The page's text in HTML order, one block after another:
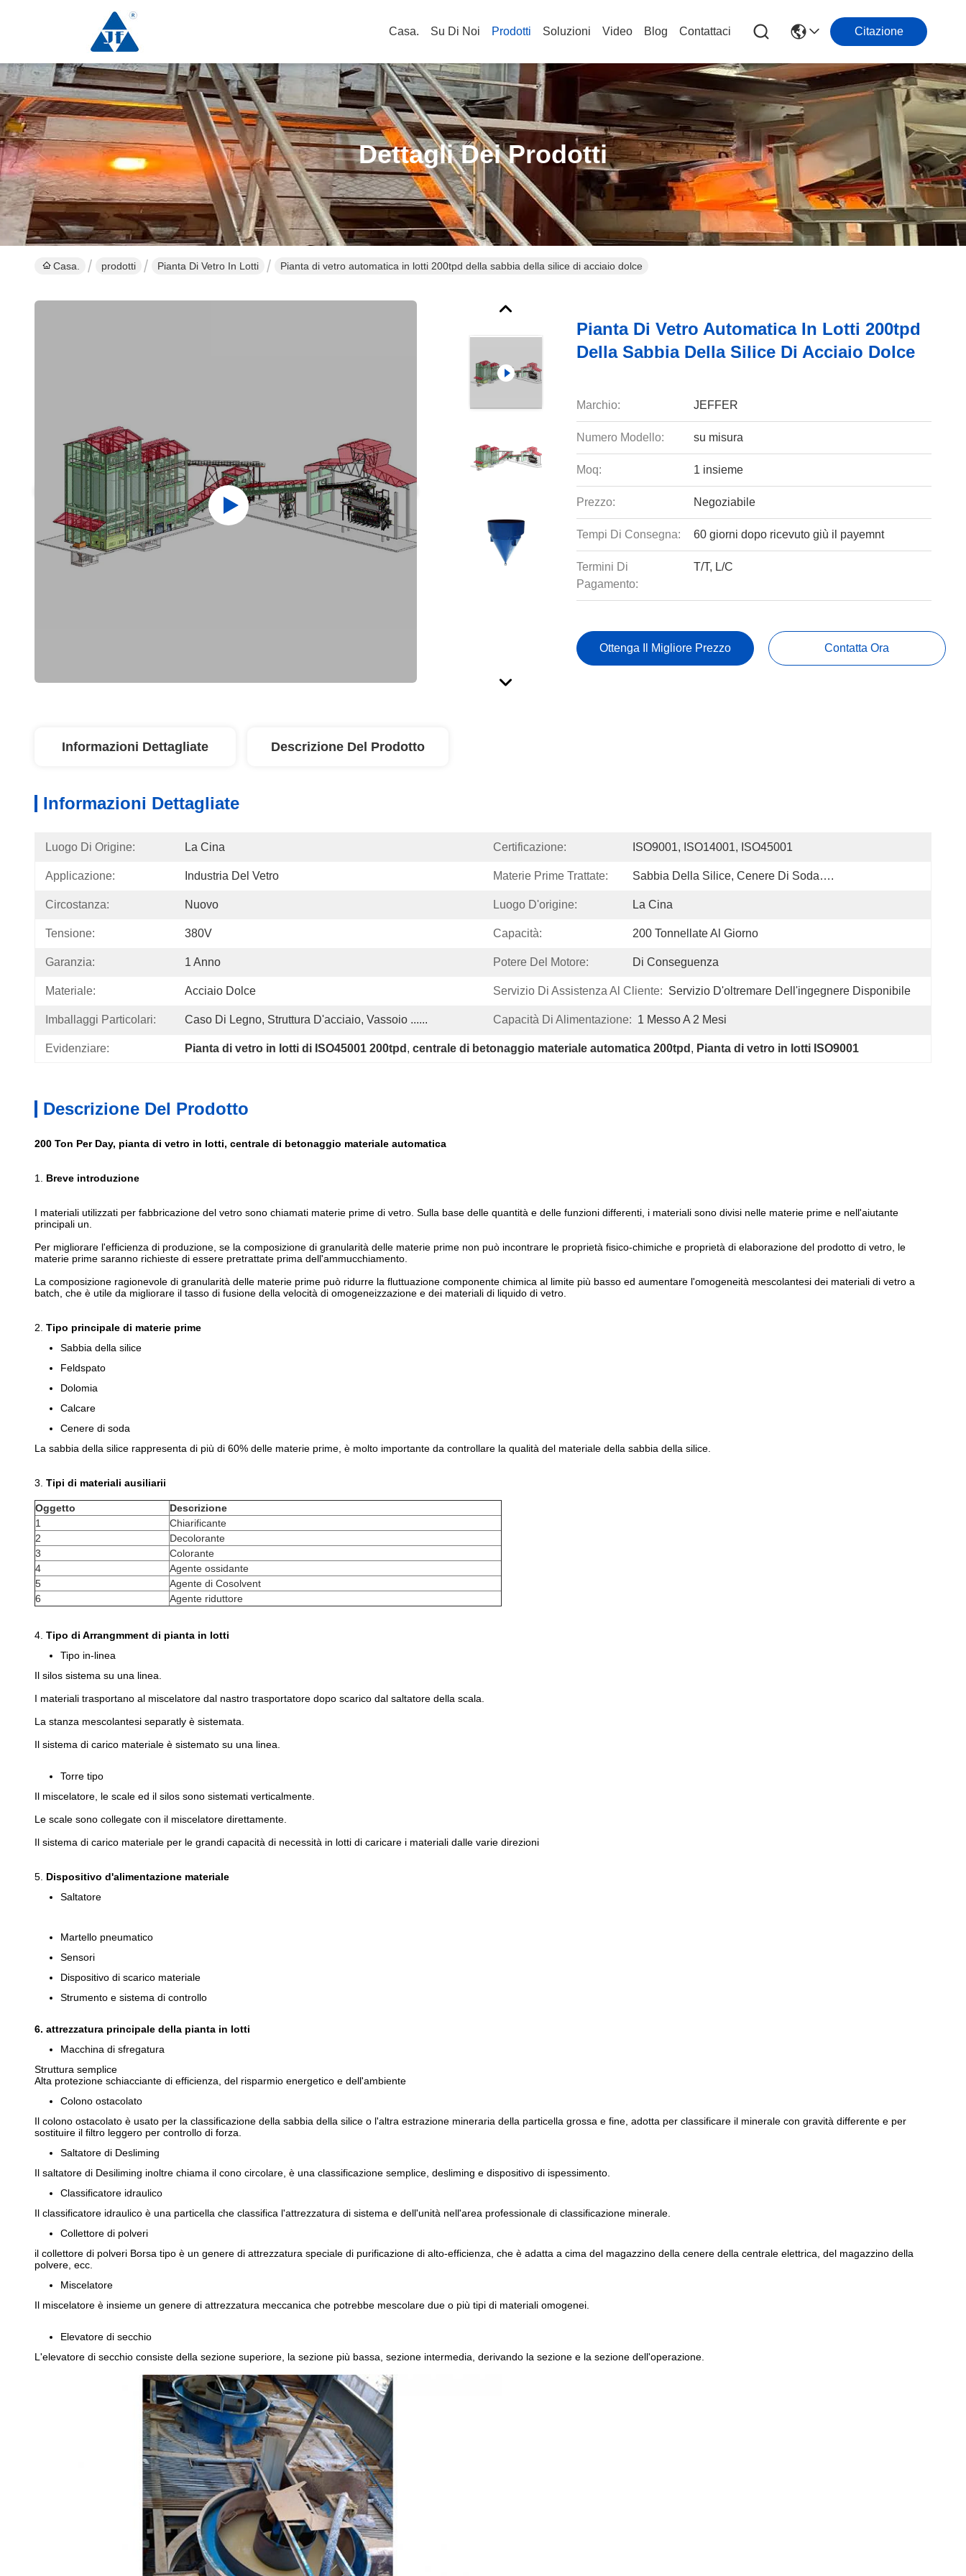
Casa. Su Di Noi Prodotti Soluzioni Video Blog Contattaci Citazione
Dettagli Dei Prodotti
Casa. prodotti Pianta Di Vetro In Lotti Pianta di vetro automatica in lotti 200tpd della sabbia della silice di acciaio dolce
Pianta Di Vetro Automatica In Lotti 200tpd
Della Sabbia Della Silice Di Acciaio Dolce
Marchio: JEFFER
Numero Modello: su misura
Moq: 1 insieme
Prezzo: Negoziabile
Tempi Di Consegna: 60 giorni dopo ricevuto giù il payemnt
Termini Di
Pagamento:
T/T, L/C
Ottenga Il Migliore Prezzo Contatta Ora
Informazioni Dettagliate Descrizione Del Prodotto
Informazioni Dettagliate
Luogo Di Origine: La Cina Certificazione: ISO9001, ISO14001, ISO45001
Applicazione: Industria Del Vetro Materie Prime Trattate: Sabbia Della Silice, Cenere Di Soda….
Circostanza: Nuovo Luogo D'origine: La Cina
Tensione: 380V Capacità: 200 Tonnellate Al Giorno
Garanzia: 1 Anno Potere Del Motore: Di Conseguenza
Materiale: Acciaio Dolce Servizio Di Assistenza Al Cliente: Servizio D'oltremare Dell'ingegnere Disponibile
Imballaggi Particolari: Caso Di Legno, Struttura D'acciaio, Vassoio ...... Capacità Di Alimentazione: 1 Messo A 2 Mesi
Evidenziare: Pianta di vetro in lotti di ISO45001 200tpd , centrale di betonaggio materiale automatica 200tpd , Pianta di vetro in lotti ISO9001
Descrizione Del Prodotto
200 Ton Per Day, pianta di vetro in lotti, centrale di betonaggio materiale automatica
1. Breve introduzione
I materiali utilizzati per fabbricazione del vetro sono chiamati materie prime di vetro. Sulla base delle quantità e delle funzioni differenti, i materiali sono divisi nelle materie prime e nell'aiutante
principali un.
Per migliorare l'efficienza di produzione, se la composizione di granularità delle materie prime non può incontrare le proprietà fisico-chimiche e proprietà di elaborazione del prodotto di vetro, le
materie prime saranno richieste di essere pretrattate prima dell'ammucchiamento.
La composizione ragionevole di granularità delle materie prime può ridurre la fluttuazione componente chimica al limite più basso ed aumentare l'omogeneità mescolantesi dei materiali di vetro a
batch, che è utile da migliorare il tasso di fusione della velocità di omogeneizzazione e dei materiali di liquido di vetro.
2. Tipo principale di materie prime
Sabbia della silice
Feldspato
Dolomia
Calcare
Cenere di soda
La sabbia della silice rappresenta di più di 60% delle materie prime, è molto importante da controllare la qualità del materiale della sabbia della silice.
3. Tipi di materiali ausiliarii
Oggetto
Descrizione
1
Chiarificante
2
Decolorante
3
Colorante
4
Agente ossidante
5
Agente di Cosolvent
6
Agente riduttore
4. Tipo di Arrangmment di pianta in lotti
Tipo in-linea
Il silos sistema su una linea.
I materiali trasportano al miscelatore dal nastro trasportatore dopo scarico dal saltatore della scala.
La stanza mescolantesi separatly è sistemata.
Il sistema di carico materiale è sistemato su una linea.
Torre tipo
Il miscelatore, le scale ed il silos sono sistemati verticalmente.
Le scale sono collegate con il miscelatore direttamente.
Il sistema di carico materiale per le grandi capacità di necessità in lotti di caricare i materiali dalle varie direzioni
5. Dispositivo d'alimentazione materiale
Saltatore
Martello pneumatico
Sensori
Dispositivo di scarico materiale
Strumento e sistema di controllo
6. attrezzatura principale della pianta in lotti
Macchina di sfregatura
Struttura semplice
Alta protezione schiacciante di efficienza, del risparmio energetico e dell'ambiente
Colono ostacolato
Il colono ostacolato è usato per la classificazione della sabbia della silice o l'altra estrazione mineraria della particella grossa e fine, adotta per classificare il minerale con gravità differente e per
sostituire il filtro leggero per controllo di forza.
Saltatore di Desliming
Il saltatore di Desiliming inoltre chiama il cono circolare, è una classificazione semplice, desliming e dispositivo di ispessimento.
Classificatore idraulico
Il classificatore idraulico è una particella che classifica l'attrezzatura di sistema e dell'unità nell'area professionale di classificazione minerale.
Collettore di polveri
il collettore di polveri Borsa tipo è un genere di attrezzatura speciale di purificazione di alto-efficienza, che è adatta a cima del magazzino della cenere della centrale elettrica, del magazzino della
polvere, ecc.
Miscelatore
Il miscelatore è insieme un genere di attrezzatura meccanica che potrebbe mescolare due o più tipi di materiali omogenei.
Elevatore di secchio
L'elevatore di secchio consiste della sezione superiore, la sezione più bassa, sezione intermedia, derivando la sezione e la sezione dell'operazione.